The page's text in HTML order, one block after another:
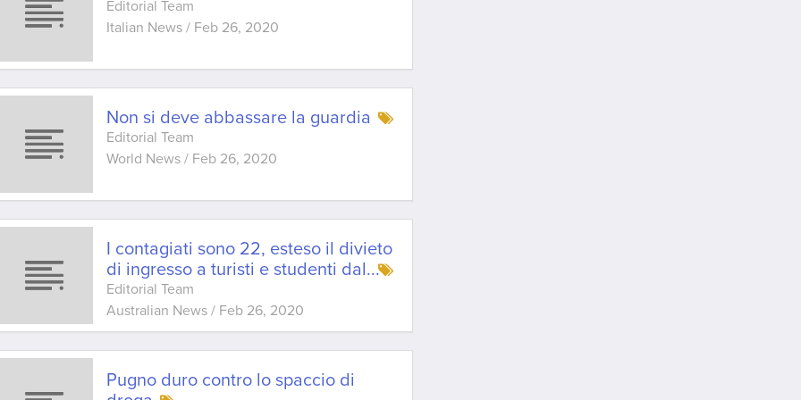
Editorial Team
Italian News / Feb 26, 2020
Non si deve abbassare la guardia
Editorial Team
World News / Feb 26, 2020
I contagiati sono 22, esteso il divieto
di ingresso a turisti e studenti dal...
Editorial Team
Australian News / Feb 26, 2020
Pugno duro contro lo spaccio di